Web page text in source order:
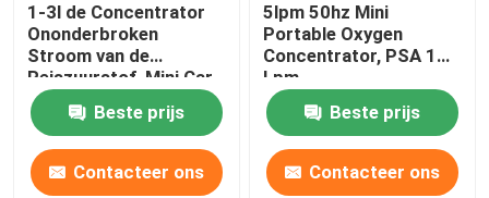
1-3l de Concentrator
Ononderbroken
Stroom van de
Reiszuurstof, Mini Car
Oxygen Concentrator
Beste prijs
Contacteer ons
5lpm 50hz Mini
Portable Oxygen
Concentrator, PSA 1
Lpm
Zuurstofconcentrator
Beste prijs
Contacteer ons